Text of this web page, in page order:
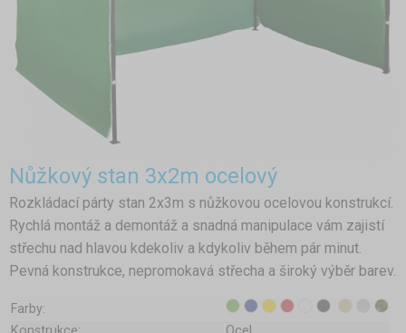
Nůžkový stan 3x2m ocelový
Rozkládací párty stan 2x3m s nůžkovou ocelovou konstrukcí.
Rychlá montáž a demontáž a snadná manipulace vám zajistí
střechu nad hlavou kdekoliv a kdykoliv během pár minut.
Pevná konstrukce, nepromokavá střecha a široký výběr barev.
Farby: